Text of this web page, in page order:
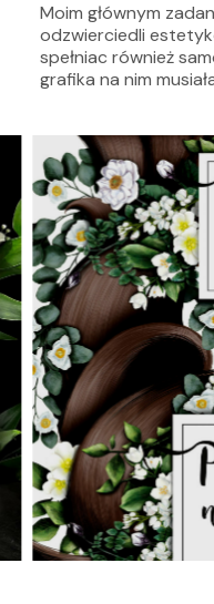
Moim głównym
odzwierciedli
spełniac również
grafika na nim